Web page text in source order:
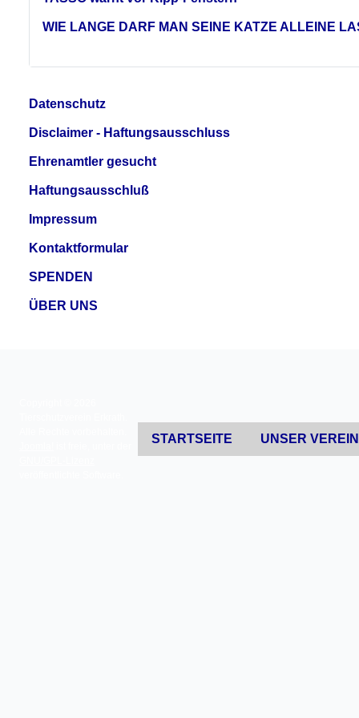
WIE LANGE DARF MAN SEINE KATZE ALLEINE
Datenschutz
Disclaimer - Haftungsausschluss
Ehrenamtler gesucht
Haftungsausschluß
Impressum
Kontaktformular
SPENDEN
ÜBER UNS
STARTSEITE UNSER VEREIN